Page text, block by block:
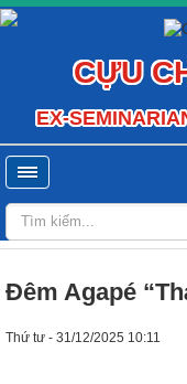
CỰU
EX-
Đêm Agapé
Thứ tư - 31/12/2025 10:11